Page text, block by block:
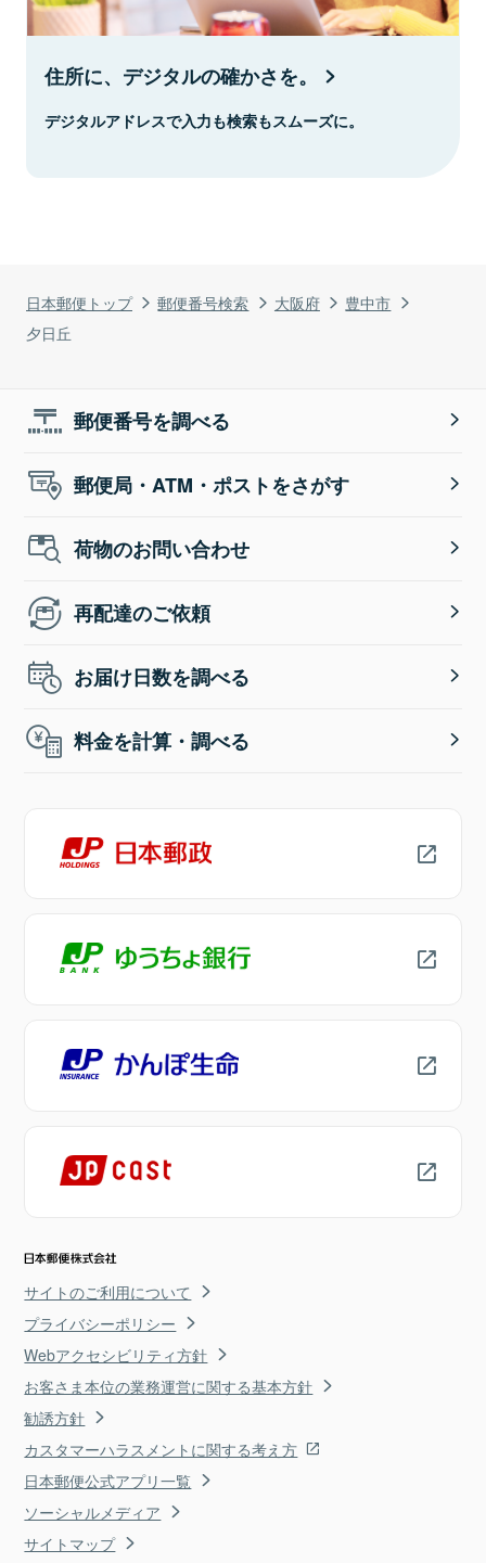
日本郵便トップ 郵便番号検索 大阪府
豊中市
夕日丘
住所に、デジタルの確かさを。
デジタルアドレスで入力も検索もスムーズに。
郵便番号を調べる
郵便局・ATM・ポストをさがす
荷物のお問い合わせ
再配達のご依頼
お届け日数を調べる
料金を計算・調べる
サイトのご利用について
プライバシーポリシー
Webアクセシビリティ方針
お客さま本位の業務運営に関する基本方針
勧誘方針
カスタマーハラスメントに関する考え方
日本郵便公式アプリ一覧
ソーシャルメディア
サイトマップ